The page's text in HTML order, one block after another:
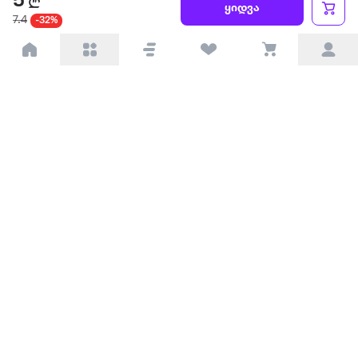
7.4 -32%
ყიდვა